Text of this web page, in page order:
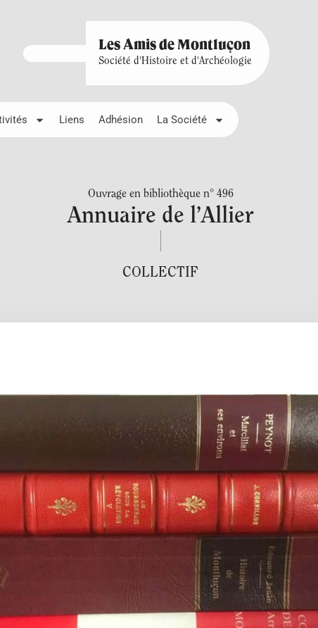
Les Amis de Montluçon
Société d'Histoire et d'Archéologie
Liens Adhésion La Société
Ouvrage en bibliothèque n° 496
Annuaire de l’Allier
COLLECTIF